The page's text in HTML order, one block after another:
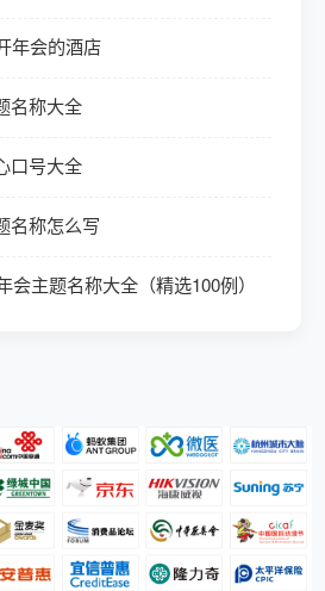
年会的酒店
名称大全
口号大全
名称怎么写
会主题名称大全（精选100例）